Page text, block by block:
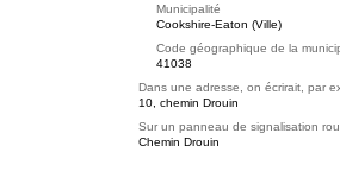
Municipalité
Cookshire-Eaton (Ville)
Code géographique de la
41038
Dans une adresse, on écrirait, par
10, chemin Drouin
Sur un panneau de signalisation
Chemin Drouin